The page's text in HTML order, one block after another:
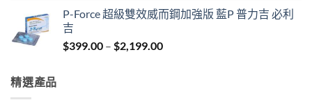
$1,150.00
P-Force 超級雙效威而鋼加強版 藍P 普力吉 必利
吉
$399.00 – $2,199.00Price
精選產品